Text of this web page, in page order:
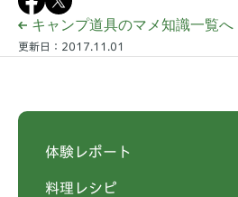
キャンプ道具のマメ知識一覧へ
更新日：2017.11.01
体験レポート
料理レシピ